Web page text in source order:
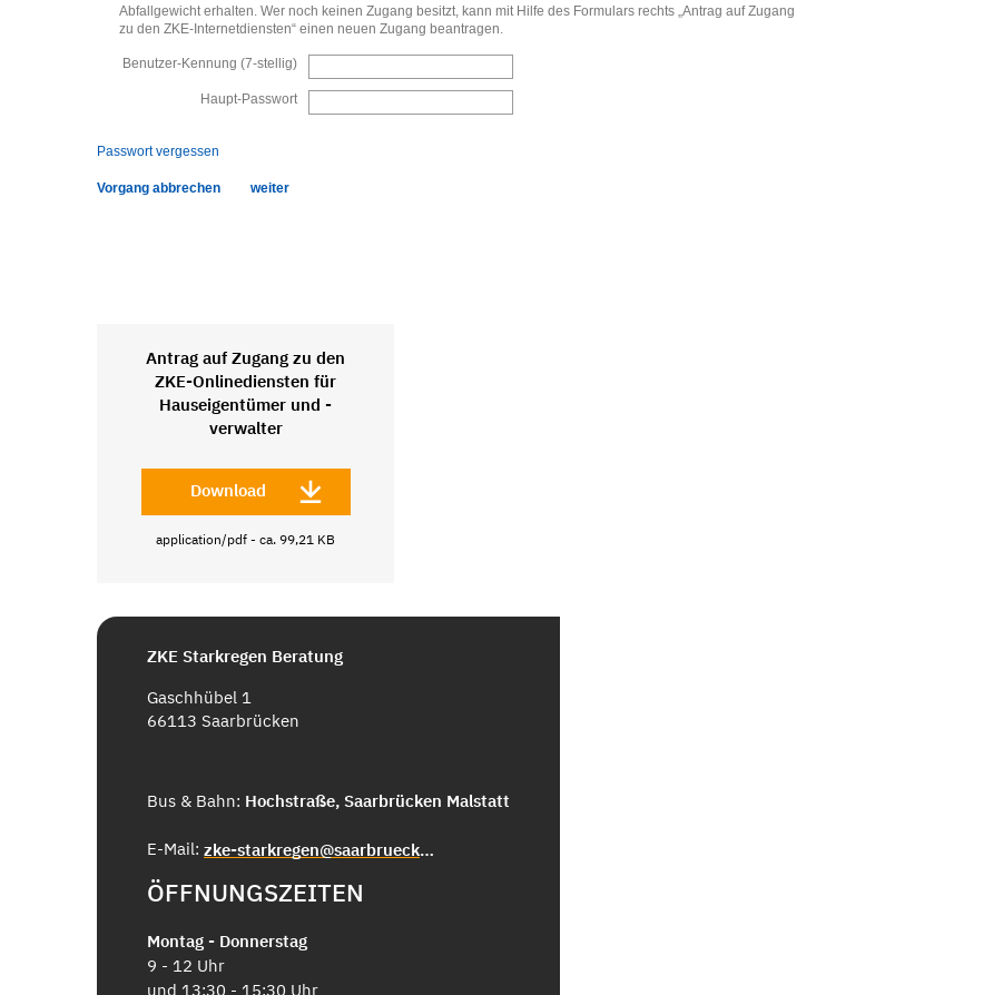
Antrag auf Zugang zu den
ZKE-Onlinediensten für
Hauseigentümer und -
verwalter
Download
application/pdf - ca. 99,21 KB
ZKE Starkregen Beratung
Gaschhübel 1
66113 Saarbrücken
Bus & Bahn: Hochstraße, Saarbrücken Malstatt
E-Mail: zke-starkregen@saarbruecken.de
ÖFFNUNGSZEITEN
Montag - Donnerstag
9 - 12 Uhr
und 13:30 - 15:30 Uhr